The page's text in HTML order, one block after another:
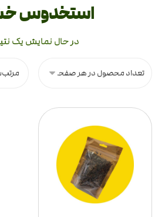
استخدوس
در حال نمایش یک